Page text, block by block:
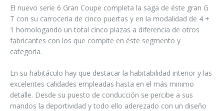
El nuevo serie 6 Gran Coupe completa la saga de éste gran G
T con su carroceria de cinco puertas y en la modalidad de 4 +
1 homologando un total cinco plazas a diferencia de otros
fabricantes con los que compite en éste segmento y
categoria.
En su habitáculo hay que destacar la habitabilidad interior y las
excelentes calidades empleadas hasta en el más minimo
detalle. Desde su puesto de conducción se percibe a sus
mandos la deportividad y todo ello aderezado con un diseño